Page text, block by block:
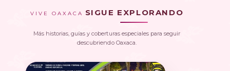
VIVE OAXACA SIGUE EXPLORANDO
Más historias, guías y coberturas especiales para seguir
descubriendo Oaxaca.